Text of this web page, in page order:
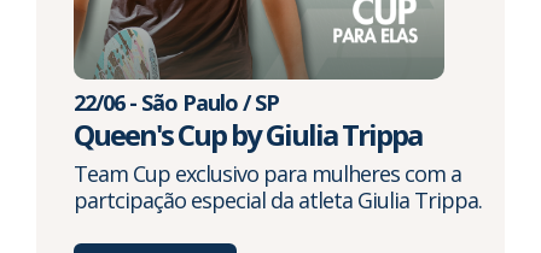
22/06 - São Paulo / SP
Queen's Cup by Giulia Trippa
Team Cup exclusivo para mulheres com a
partcipação especial da atleta Giulia Trippa.